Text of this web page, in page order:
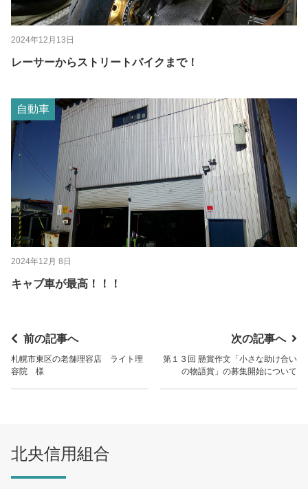
2024年12月13日
レーサーからストリートバイクまで！
自動車
2024年12月 8日
キャブ車が最高！！！
前の記事へ
札幌市東区の老舗理容店 ライト理
容院 様
次の記事へ
第１３回 懸賞作文「小さな助け合い
の物語賞」の募集開始について
北央信用組合